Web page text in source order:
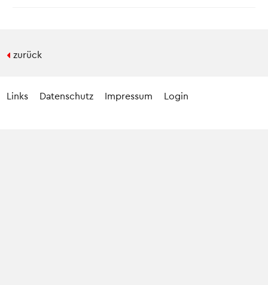
zurück
Links Datenschutz Impressum Login